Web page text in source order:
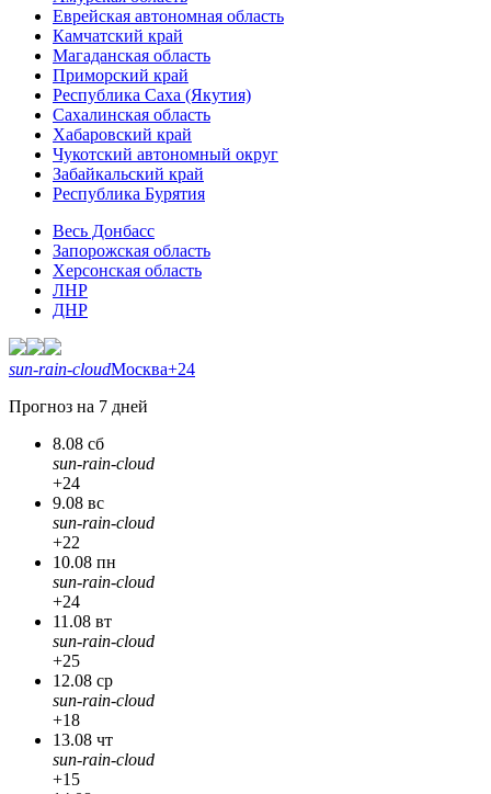
Еврейская автономная область
Камчатский край
Магаданская область
Приморский край
Республика Саха (Якутия)
Сахалинская область
Хабаровский край
Чукотский автономный округ
Забайкальский край
Республика Бурятия
Весь Донбасс
Запорожская область
Херсонская область
ЛНР
ДНР
sun-rain-cloudМосква+24
Прогноз на 7 дней
8.08 сб
sun-rain-cloud
+24
9.08 вс
sun-rain-cloud
+22
10.08 пн
sun-rain-cloud
+24
11.08 вт
sun-rain-cloud
+25
12.08 ср
sun-rain-cloud
+18
13.08 чт
sun-rain-cloud
+15